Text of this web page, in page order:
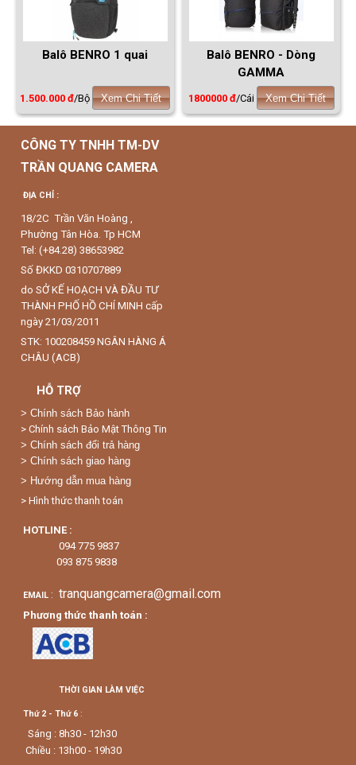
Balô BENRO 1 quai
1.500.000 đ/Bộ Xem Chi Tiết
Balô BENRO - Dòng
GAMMA
1800000 đ/Cái Xem Chi Tiết
CÔNG TY TNHH TM-DV
TRẦN QUANG CAMERA
ĐỊA CHỈ :
18/2C Trần Văn Hoàng ,
Phường Tân Hòa. Tp HCM
Tel: (+84.28) 38653982
Số ĐKKD 0310707889
do SỞ KẾ HOẠCH VÀ ĐẦU TƯ
THÀNH PHỐ HỒ CHÍ MINH cấp
ngày 21/03/2011
STK: 100208459 NGÂN HÀNG Á
CHÂU (ACB)
HỖ TRỢ
> Chính sách Bảo hành
> Chính sách Bảo Mật Thông Tin
> Chính sách đổi trả hàng
> Chính sách giao hàng
> Hướng dẫn mua hàng
> Hình thức thanh toán
HOTLINE :
094 775 9837
093 875 9838
EMAIL : tranquangcamera@gmail.com
Phương thức thanh toán :
THỜI GIAN LÀM VIỆC
Thứ 2 - Thứ 6 :
Sáng : 8h30 - 12h30
Chiều : 13h00 - 19h30